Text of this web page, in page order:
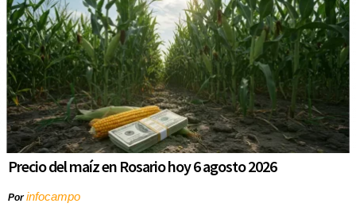
Precio del maíz en Rosario hoy 6 agosto 2026
Porinfocampo